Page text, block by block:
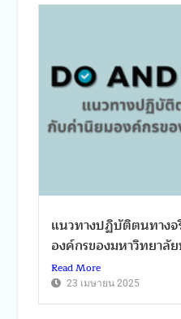
แนวทางปฏิบัติตนทาง
องค์กรของมหาวิทยาลัย
Read More
23 เมษายน 2025